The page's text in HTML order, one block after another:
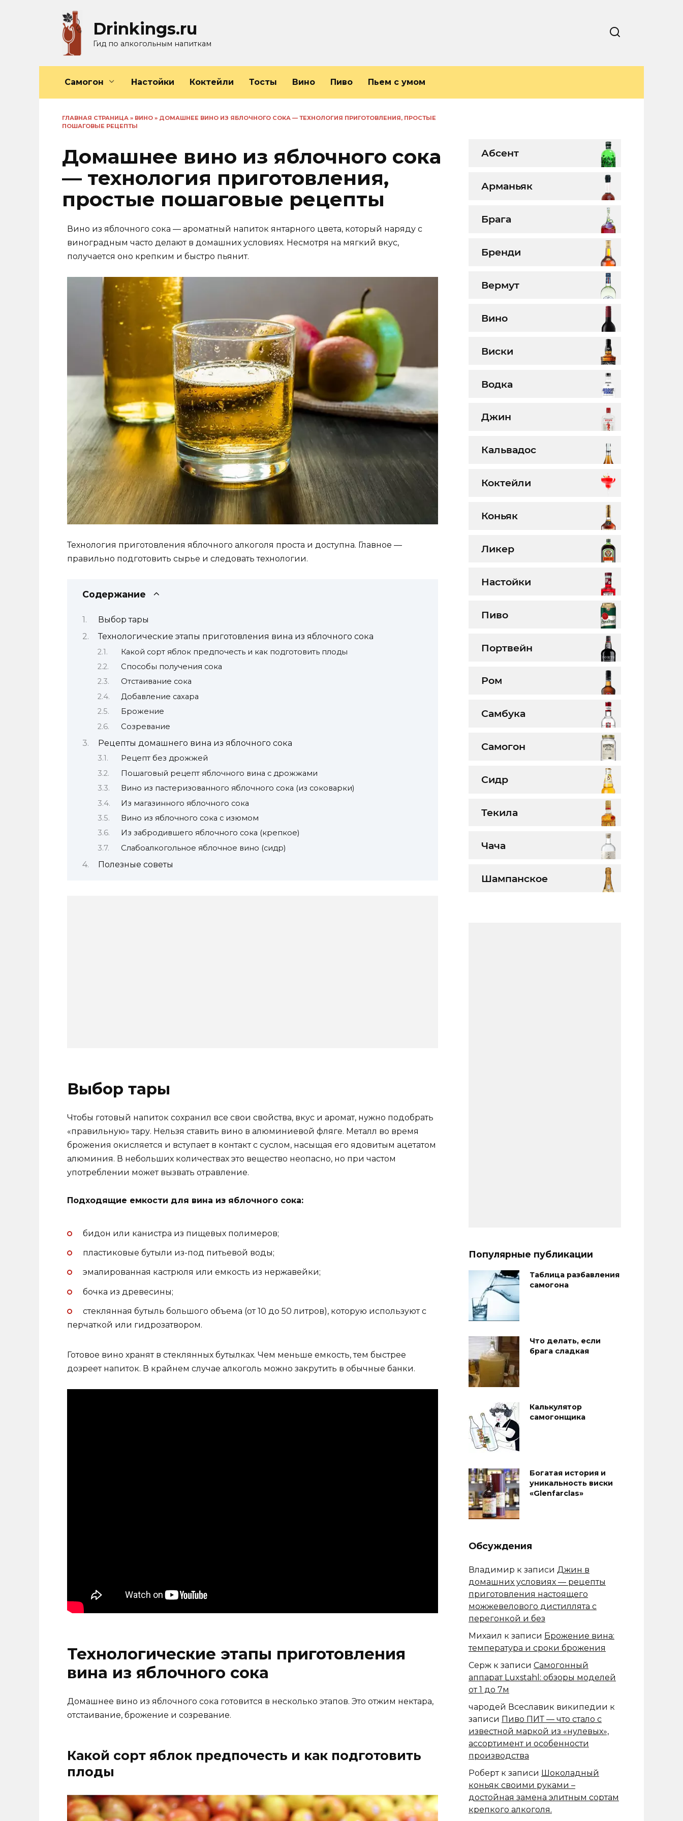
Drinkings.ru
Гид по алкогольным напиткам
Самогон Настойки Коктейли Тосты Вино Пиво Пьем с умом
ГЛАВНАЯ СТРАНИЦА » ВИНО » ДОМАШНЕЕ ВИНО ИЗ ЯБЛОЧНОГО СОКА — ТЕХНОЛОГИЯ ПРИГОТОВЛЕНИЯ, ПРОСТЫЕ
ПОШАГОВЫЕ РЕЦЕПТЫ
Домашнее вино из яблочного сока
— технология приготовления,
простые пошаговые рецепты
Вино из яблочного сока — ароматный напиток янтарного цвета, который наряду с
виноградным часто делают в домашних условиях. Несмотря на мягкий вкус,
получается оно крепким и быстро пьянит.
Технология приготовления яблочного алкоголя проста и доступна. Главное —
правильно подготовить сырье и следовать технологии.
Содержание
Выбор тары
Технологические этапы приготовления вина из яблочного сока
Какой сорт яблок предпочесть и как подготовить плоды
Способы получения сока
Отстаивание сока
Добавление сахара
Брожение
Созревание
Рецепты домашнего вина из яблочного сока
Рецепт без дрожжей
Пошаговый рецепт яблочного вина с дрожжами
Вино из пастеризованного яблочного сока (из соковарки)
Из магазинного яблочного сока
Вино из яблочного сока с изюмом
Из забродившего яблочного сока (крепкое)
Слабоалкогольное яблочное вино (сидр)
Полезные советы
Выбор тары
Чтобы готовый напиток сохранил все свои свойства, вкус и аромат, нужно подобрать
«правильную» тару. Нельзя ставить вино в алюминиевой фляге. Металл во время
брожения окисляется и вступает в контакт с суслом, насыщая его ядовитым ацетатом
алюминия. В небольших количествах это вещество неопасно, но при частом
употреблении может вызвать отравление.
Подходящие емкости для вина из яблочного сока:
бидон или канистра из пищевых полимеров;
пластиковые бутыли из-под питьевой воды;
эмалированная кастрюля или емкость из нержавейки;
бочка из древесины;
стеклянная бутыль большого объема (от 10 до 50 литров), которую используют с
перчаткой или гидрозатвором.
Готовое вино хранят в стеклянных бутылках. Чем меньше емкость, тем быстрее
дозреет напиток. В крайнем случае алкоголь можно закрутить в обычные банки.
Технологические этапы приготовления
вина из яблочного сока
Домашнее вино из яблочного сока готовится в несколько этапов. Это отжим нектара,
отстаивание, брожение и созревание.
Какой сорт яблок предпочесть и как подготовить
плоды
Абсент
Арманьяк
Брага
Бренди
Вермут
Вино
Виски
Водка
Джин
Кальвадос
Коктейли
Коньяк
Ликер
Настойки
Пиво
Портвейн
Ром
Самбука
Самогон
Сидр
Текила
Чача
Шампанское
Популярные публикации
Таблица разбавления
самогона
Что делать, если
брага сладкая
Калькулятор
самогонщика
Богатая история и
уникальность виски
«Glenfarclas»
Обсуждения
Владимир к записи Джин в
домашних условиях — рецепты
приготовления настоящего
можжевелового дистиллята с
перегонкой и без
Михаил к записи Брожение вина:
температура и сроки брожения
Серж к записи Самогонный
аппарат Luxstahl: обзоры моделей
от 1 до 7м
чародей Всеславик википедии к
записи Пиво ПИТ — что стало с
известной маркой из «нулевых»,
ассортимент и особенности
производства
Робертк записи Шоколадный
коньяк своими руками –
достойная замена элитным сортам
крепкого алкоголя.